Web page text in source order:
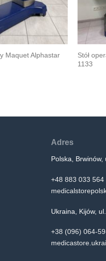
Maquet Alphastar
Stół
1133
Adres
Polska, Brwinów,
+48 883 033 564
Ukraina, Kijów,
+38 (096) 064-